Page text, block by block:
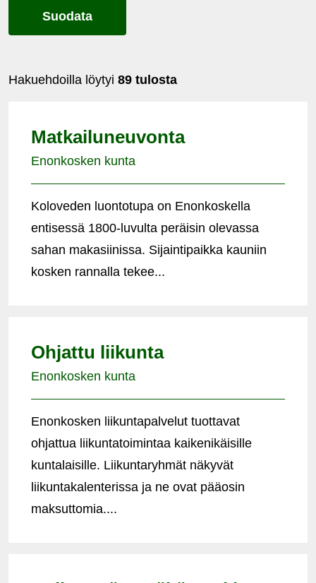
Suodata
Hakuehdoilla löytyi 89 tulosta
Matkailuneuvonta
Enonkosken kunta
Koloveden luontotupa on Enonkoskella
entisessä 1800-luvulta peräisin olevassa
sahan makasiinissa. Sijaintipaikka kauniin
kosken rannalla tekee...
Ohjattu liikunta
Enonkosken kunta
Enonkosken liikuntapalvelut tuottavat
ohjattua liikuntatoimintaa kaikenikäisille
kuntalaisille. Liikuntaryhmät näkyvät
liikuntakalenterissa ja ne ovat pääosin
maksuttomia....